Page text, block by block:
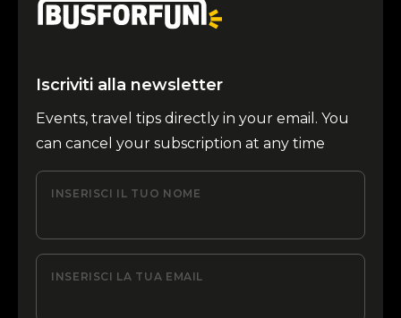
Iscriviti alla newsletter
Events, travel tips directly in your email. You
can cancel your subscription at any time
INSERISCI IL TUO NOME
INSERISCI LA TUA EMAIL